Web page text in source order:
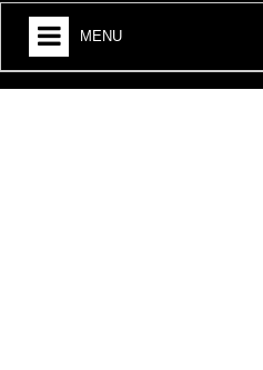
MENU